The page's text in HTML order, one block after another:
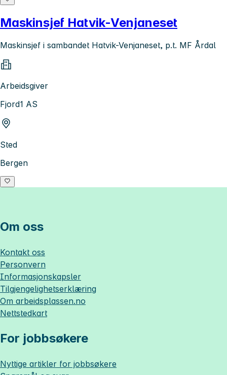
Maskinsjef Hatvik-Venjaneset
Maskinsjef i sambandet Hatvik-Venjaneset, p.t. MF Årdal
Arbeidsgiver
Fjord1 AS
Sted
Bergen
Om oss
Kontakt oss
Personvern
Informasjonskapsler
Tilgjengelighetserklæring
Om arbeidsplassen.no
Nettstedkart
For jobbsøkere
Nyttige artikler for jobbsøkere